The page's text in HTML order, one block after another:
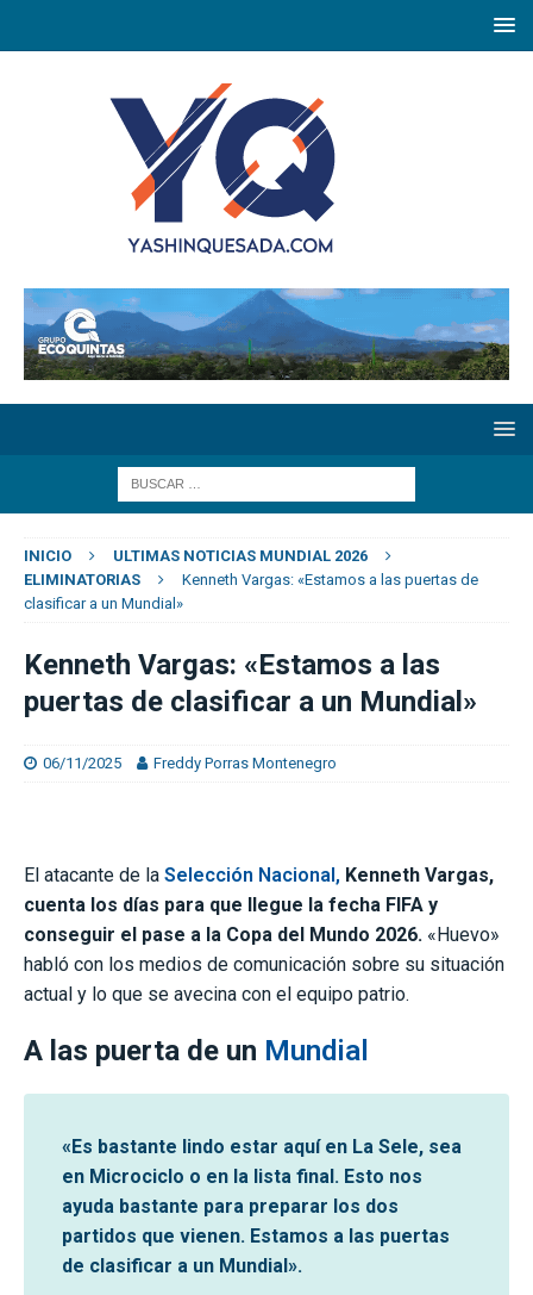
INICIO
ULTIMAS NOTICIAS MUNDIAL 2026
ELIMINATORIAS
Kenneth Vargas: «Estamos a las puertas de
clasificar a un Mundial»
Kenneth Vargas: «Estamos a las
puertas de clasificar a un Mundial»
06/11/2025 Freddy Porras Montenegro
El atacante de la Selección Nacional, Kenneth Vargas,
cuenta los días para que llegue la fecha FIFA y
conseguir el pase a la Copa del Mundo 2026. «Huevo»
habló con los medios de comunicación sobre su situación
actual y lo que se avecina con el equipo patrio.
A las puerta de un Mundial
«Es bastante lindo estar aquí en La Sele, sea
en Microciclo o en la lista final. Esto nos
ayuda bastante para preparar los dos
partidos que vienen. Estamos a las puertas
de clasificar a un Mundial».